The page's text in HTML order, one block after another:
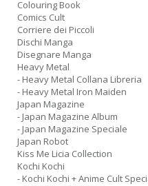
Colouring Book
Comics Cult
Corriere dei Piccoli
Dischi Manga
Disegnare Manga
Heavy Metal
- Heavy Metal Collana Libreria
- Heavy Metal Iron Maiden
Japan Magazine
- Japan Magazine Album
- Japan Magazine Speciale
Japan Robot
Kiss Me Licia Collection
Kochi Kochi
- Kochi Kochi + Anime Cult